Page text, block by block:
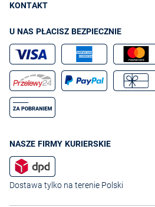
KONTAKT
U NAS PŁACISZ BEZPIECZNIE
NASZE FIRMY KURIERSKIE
Dostawa tylko na terenie Polski